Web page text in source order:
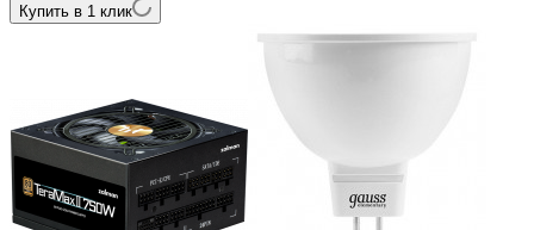
Купить в 1 клик